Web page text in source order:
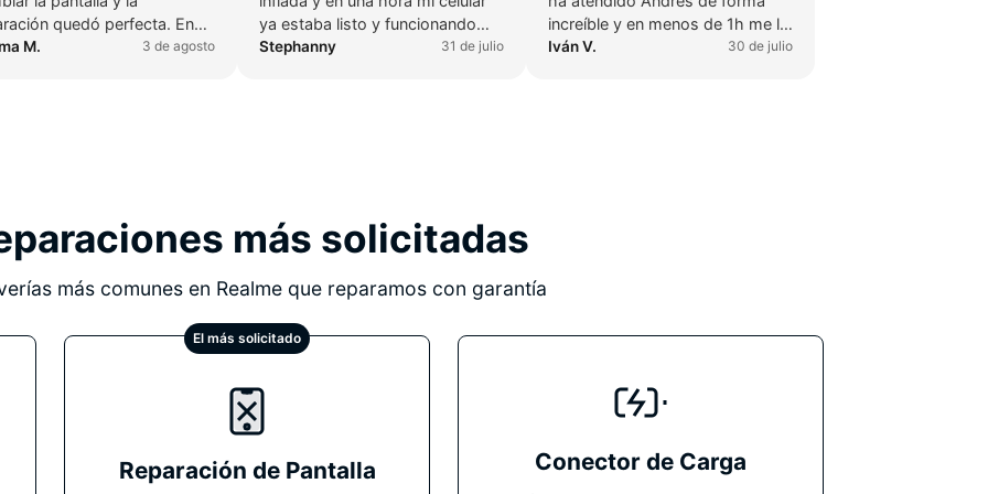
quedó perfecta. En
de una horas el teléfono
M. 3 de agosto
ya estaba listo y funcionando
perfectamente, me atendió
Stephanny 31 de julio
increíble y en menos de 1h me lo
has cambiado y ya funciona
Iván V. 30 de julio
más solicitadas
más comunes en Realme que reparamos con garantía
El más solicitado
Reparación de Pantalla Conector de Carga